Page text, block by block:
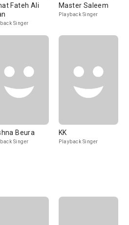
Fateh Ali
Singer
Master Saleem
Playback Singer
Beura
Singer
KK
Playback Singer